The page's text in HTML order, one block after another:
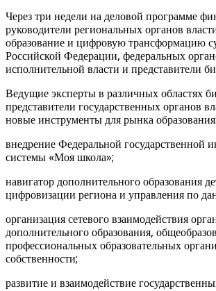
Через три недели на деловой программе
руководители региональных органов
образование и цифровую трансформацию
Российской Федерации, федеральных
исполнительной власти и представители
Ведущие эксперты в различных областях
представители государственных органов
новые инструменты для рынка образования:
внедрение Федеральной государственной
системы «Моя школа»;
навигатор дополнительного образования
цифровизации региона и управления по
организация сетевого взаимодействия
дополнительного образования,
профессиональных образовательных
собственности;
развитие и взаимодействие